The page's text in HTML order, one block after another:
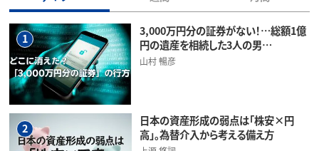
1
3,000万円分の証券がない！…総額1億
円の遺産を相続した3人の男…
山村 暢彦
2
日本の資産形成の弱点は「株安×円
高」。為替介入から考える備え方